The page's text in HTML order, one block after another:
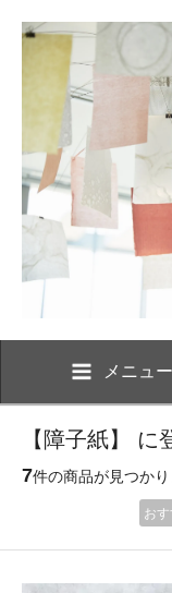
メニュー
【障子紙】
7件の商品が見つか
お